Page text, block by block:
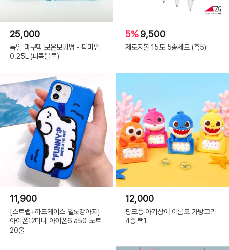
25,000
독일 마쿠텍 보온보냉병 - 픽미업
0.25L (피콕블루)
5%9,500
제로지볼 15도 5종세트 (흑5)
11,900
[스트랩+하드케이스 얼룩강아지]
아이폰12미니 아이폰6 a50 노트
20울
12,000
핑크퐁 아기상어 이름표 가방고리
4종 택1